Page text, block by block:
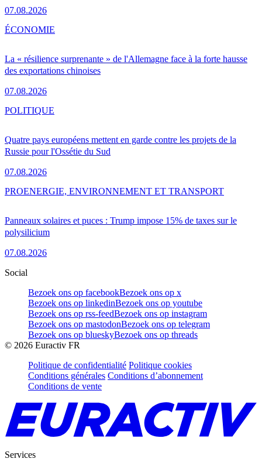
07.08.2026
La « résilience surprenante » de l'Allemagne face à la forte hausse
des exportations chinoises
07.08.2026
ÉCONOMIE
Quatre pays européens mettent en garde contre les projets de la
Russie pour l'Ossétie du Sud
07.08.2026
POLITIQUE
Panneaux solaires et puces : Trump impose 15% de taxes sur le
polysilicium
07.08.2026
PROENERGIE, ENVIRONNEMENT ET TRANSPORT
Social
Bezoek ons op facebookBezoek ons op x
Bezoek ons op linkedinBezoek ons op youtube
Bezoek ons op rss-feedBezoek ons op instagram
Bezoek ons op mastodonBezoek ons op telegram
Bezoek ons op blueskyBezoek ons op threads
© 2026 Euractiv FR
Politique de confidentialité Politique cookies
Conditions générales Conditions d’abonnement
Conditions de vente
Services